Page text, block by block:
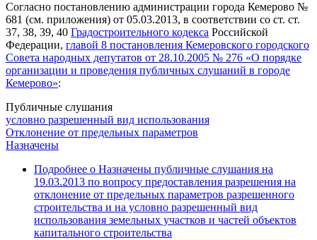
Согласно постановлению администрации города Кемерово №
681 (см. приложения) от 05.03.2013, в соответствии со ст. ст.
37, 38, 39, 40 Градостроительного кодекса Российской
Федерации, главой 8 постановления Кемеровского городского
Совета народных депутатов от 28.10.2005 № 276 «О порядке
организации и проведения публичных слушаний в городе
Кемерово»:
Публичные слушания
условно разрешенный вид использования
Отклонение от предельных параметров
Назначены
Подробнее о Назначены публичные слушания на
19.03.2013 по вопросу предоставления разрешения на
отклонение от предельных параметров разрешенного
строительства и на условно разрешенный вид
использования земельных участков и частей объектов
капитального строительства